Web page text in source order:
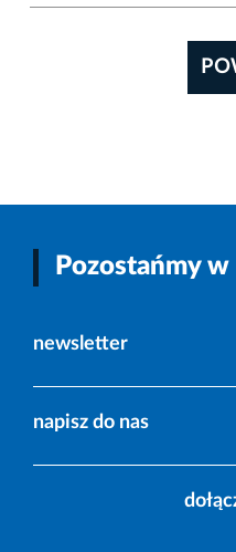
Pozostańmy
newsletter
napisz do nas